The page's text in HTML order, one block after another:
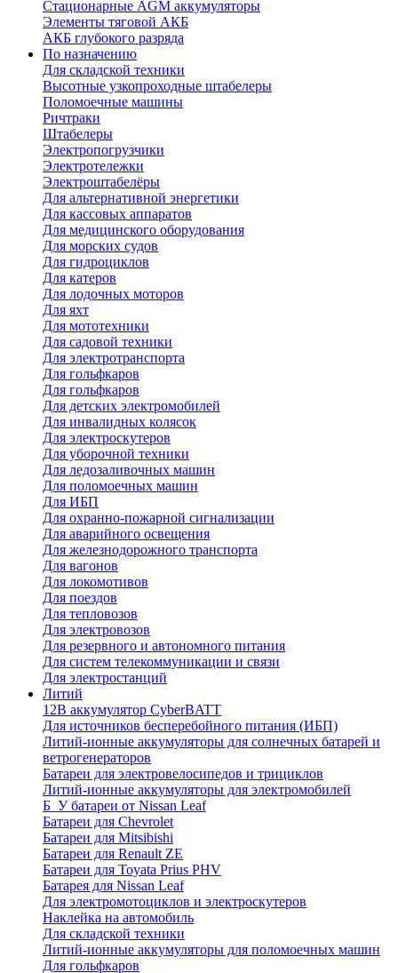
Стационарные AGM аккумуляторы
Элементы тяговой АКБ
АКБ глубокого разряда
По назначению
Для складской техники
Высотные узкопроходные штабелеры
Поломоечные машины
Ричтраки
Штабелеры
Электропогрузчики
Электротележки
Электроштабелёры
Для альтернативной энергетики
Для кассовых аппаратов
Для медицинского оборудования
Для морских судов
Для гидроциклов
Для катеров
Для лодочных моторов
Для яхт
Для мототехники
Для садовой техники
Для электротранспорта
Для гольфкаров
Для гольфкаров
Для детских электромобилей
Для инвалидных колясок
Для электроскутеров
Для уборочной техники
Для ледозаливочных машин
Для поломоечных машин
Для ИБП
Для охранно-пожарной сигнализации
Для аварийного освещения
Для железнодорожного транспорта
Для вагонов
Для локомотивов
Для поездов
Для тепловозов
Для электровозов
Для резервного и автономного питания
Для систем телекоммуникации и связи
Для электростанций
Литий
12В аккумулятор CyberBATT
Для источников бесперебойного питания (ИБП)
Литий-ионные аккумуляторы для солнечных батарей и
ветрогенераторов
Батареи для электровелосипедов и трициклов
Литий-ионные аккумуляторы для электромобилей
Б_У батареи от Nissan Leaf
Батареи для Chevrolet
Батареи для Mitsibishi
Батареи для Renault ZE
Батареи для Toyata Prius PHV
Батарея для Nissan Leaf
Для электромотоциклов и электроскутеров
Наклейка на автомобиль
Для складской техники
Литий-ионные аккумуляторы для поломоечных машин
Для гольфкаров